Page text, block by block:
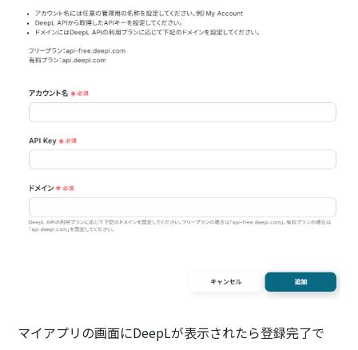
マイアプリの画面にDeepLが表示されたら登録完了で